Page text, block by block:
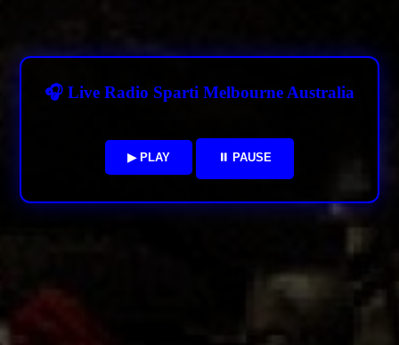
🎧 Live Radio Sparti Melbourne Australia
▶ PLAY ⏸ PAUSE